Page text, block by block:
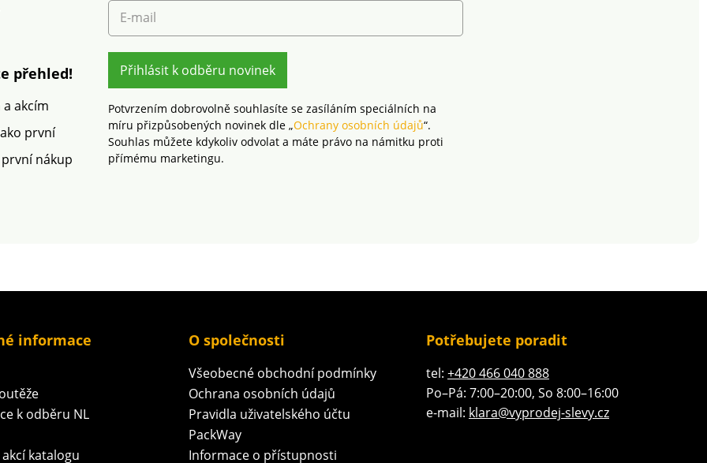
spektrum škodlivých
látek a výrobek je
bezpečný nad rámec
platných norem. Perte
na 30 °C.
přehled!
akcím
první
nákup
E-mail
Přihlásit k odběru novinek
Potvrzením dobrovolně souhlasíte se zasíláním speciálních na
míru přizpůsobených novinek dle „Ochrany osobních údajů“.
Souhlas můžete kdykoliv odvolat a máte právo na námitku proti
přímému marketingu.
informace
k odběru NL
katalogu
O společnosti
Všeobecné obchodní podmínky
Ochrana osobních údajů
Pravidla uživatelského účtu
PackWay
Informace o přístupnosti
Potřebujete poradit
tel: +420 466 040 888
Po–Pá: 7:00–20:00, So 8:00–16:00
e-mail: klara@vyprodej-slevy.cz